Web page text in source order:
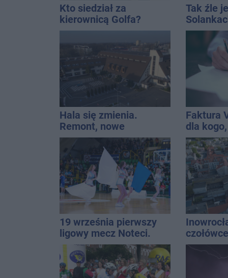
Kto siedział za
kierownicą Golfa?
Kierowca zbiegł po
kolizji
Tak źle
dolewkę
Hala się zmienia.
Remont, nowe
nagłośnienie, a przed
wejściem stanie
QEMETICA ARENA
Faktura
dla
19 września pierwszy
ligowy mecz Noteci.
Znamy cały terminarz
analizy
miasto